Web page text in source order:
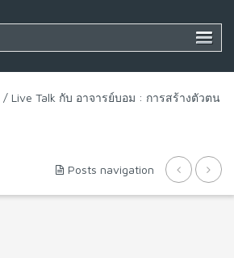
/ Live Talk กับ อาจารย์บอม : การสร้างตัวตน
Posts navigation